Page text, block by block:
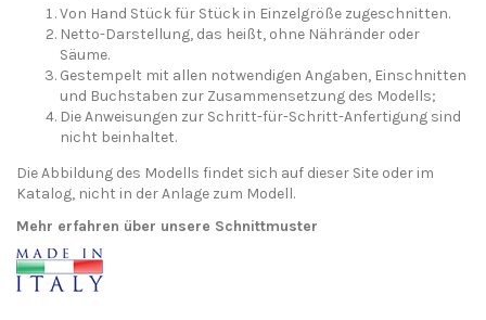
Von Hand Stück für Stück in Einzelgröße zugeschnitten.
Netto-Darstellung, das heißt, ohne Nähränder oder
Säume.
Gestempelt mit allen notwendigen Angaben, Einschnitten
und Buchstaben zur Zusammensetzung des Modells;
Die Anweisungen zur Schritt-für-Schritt-Anfertigung sind
nicht beinhaltet.
Die Abbildung des Modells findet sich auf dieser Site oder im
Katalog, nicht in der Anlage zum Modell.
Mehr erfahren über unsere Schnittmuster